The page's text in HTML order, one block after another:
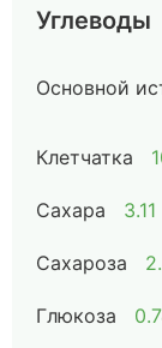
Углеводы
Основной
Клетчатка
Сахара 3.11
Сахароза
Глюкоза